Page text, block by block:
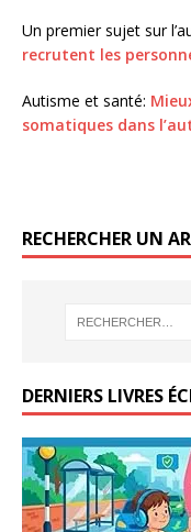
Un premier sujet sur
recrutent les
Autisme et santé:
somatiques dans
RECHERCHER UN
DERNIERS LIVRES